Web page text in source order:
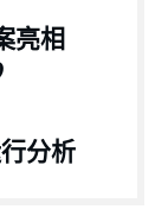
亮相
分析